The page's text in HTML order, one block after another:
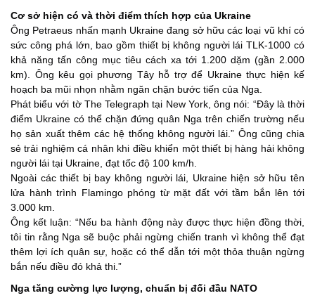
Cơ sở hiện có và thời điểm thích hợp của Ukraine
Ông Petraeus nhấn mạnh Ukraine đang sở hữu các loại vũ khí có
sức công phá lớn, bao gồm thiết bị không người lái TLK-1000 có
khả năng tấn công mục tiêu cách xa tới 1.200 dặm (gần 2.000
km). Ông kêu gọi phương Tây hỗ trợ để Ukraine thực hiện kế
hoạch ba mũi nhọn nhằm ngăn chặn bước tiến của Nga.
Phát biểu với tờ The Telegraph tại New York, ông nói: “Đây là thời
điểm Ukraine có thể chặn đứng quân Nga trên chiến trường nếu
họ sản xuất thêm các hệ thống không người lái.” Ông cũng chia
sẻ trải nghiệm cá nhân khi điều khiển một thiết bị hàng hải không
người lái tại Ukraine, đạt tốc độ 100 km/h.
Ngoài các thiết bị bay không người lái, Ukraine hiện sở hữu tên
lửa hành trình Flamingo phóng từ mặt đất với tầm bắn lên tới
3.000 km.
Ông kết luận: “Nếu ba hành động này được thực hiện đồng thời,
tôi tin rằng Nga sẽ buộc phải ngừng chiến tranh vì không thể đạt
thêm lợi ích quân sự, hoặc có thể dẫn tới một thỏa thuận ngừng
bắn nếu điều đó khả thi.”
Nga tăng cường lực lượng, chuẩn bị đối đầu NATO